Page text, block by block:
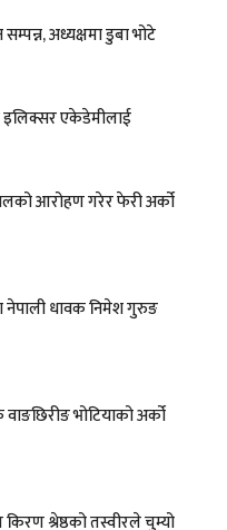
अध्यक्षमा डुबा भोटे
इलिक्सर एकेडेमीलाई
आरोहण गरेर फेरी अर्को
नेपाली धावक निमेश गुरुङ
भोटियाको अर्को
श्रेष्ठको तस्वीरले चुम्यो